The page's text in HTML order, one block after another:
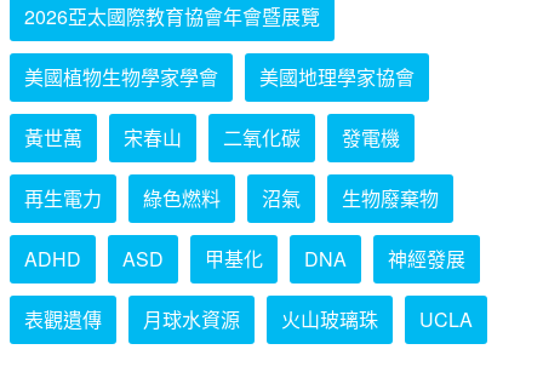
2026亞太國際教育協會年會暨展覽
美國植物生物學家學會 美國地理學家協會
黃世萬 宋春山 二氧化碳 發電機
再生電力 綠色燃料 沼氣 生物廢棄物
ADHD ASD 甲基化 DNA 神經發展
表觀遺傳 月球水資源 火山玻璃珠 UCLA